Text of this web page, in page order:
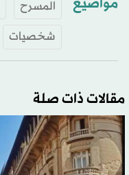
مواضيع المسرح
شخصيات
مقالات ذات صلة